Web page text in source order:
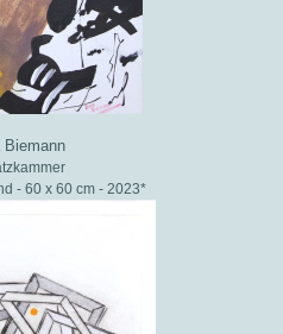
Biemann
- 60 x 60 cm - 2023*